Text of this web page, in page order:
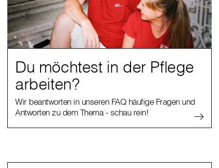
Du möchtest in der Pflege
arbeiten?
Wir beantworten in unseren FAQ häufige Fragen und
Antworten zu dem Thema - schau rein!